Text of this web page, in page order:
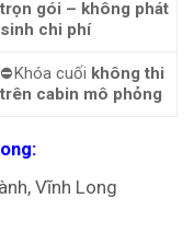
trọn gói – không phát
sinh chi phí
⛔Khóa cuối không thi
trên cabin mô phỏng
Vĩnh Long